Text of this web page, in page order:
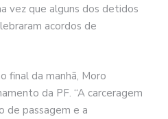
vez que alguns dos detidos
acordos de
final da manhã, Moro
da PF. “A carceragem
de passagem e a